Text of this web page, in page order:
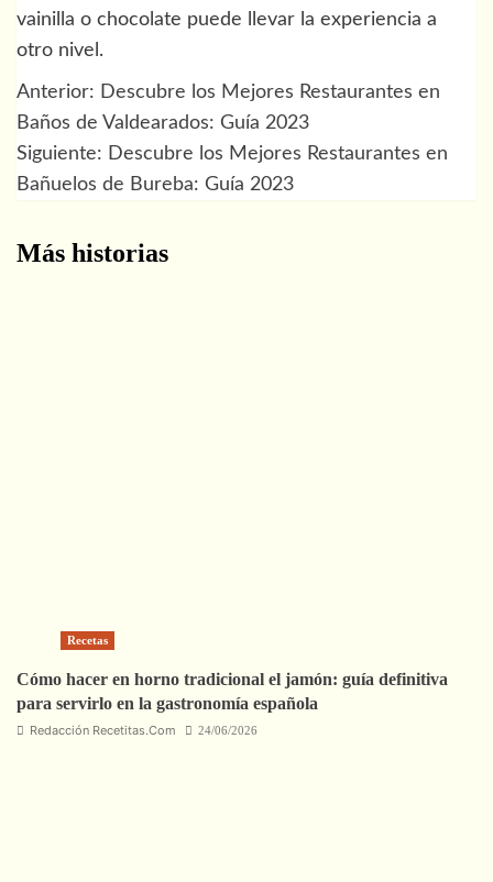
vainilla o chocolate puede llevar la experiencia a
otro nivel.
Navegación
de
entradas
Anterior: Descubre los Mejores Restaurantes en
Baños de Valdearados: Guía 2023
Siguiente: Descubre los Mejores Restaurantes en
Bañuelos de Bureba: Guía 2023
Más historias
Recetas
Cómo hacer en horno tradicional el jamón: guía definitiva
para servirlo en la gastronomía española
Redacción Recetitas.Com 24/06/2026